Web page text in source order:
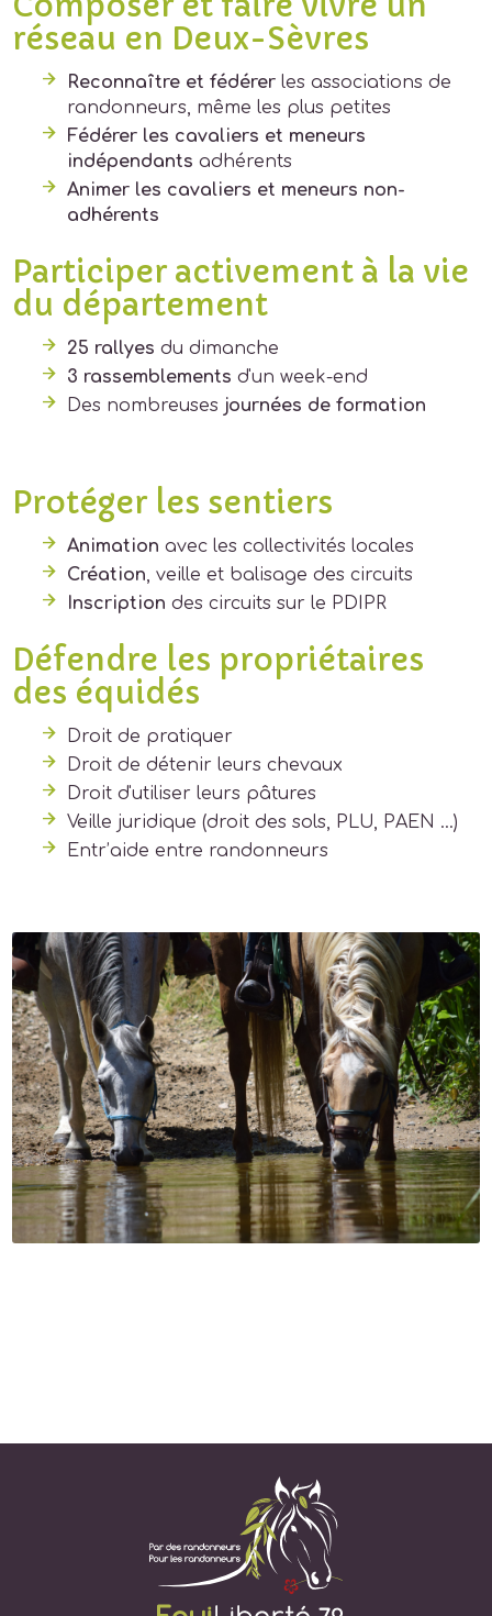
réseau en Deux-Sèvres
Reconnaître et fédérerles associations de
randonneurs, même les plus petites
Fédérer les cavaliers et meneurs
indépendants adhérents
Animer les cavaliers et meneurs non-
adhérents
Participer activement à la vie
du département
25 rallyes du dimanche
3 rassemblements d'un week-end
Des nombreuses journées de formation
Protéger les sentiers
Animationavec les collectivités locales
Création, veille et balisage des circuits
Inscriptiondes circuits sur le PDIPR
Défendre les propriétaires
des équidés
Droit de pratiquer
Droit de détenir leurs chevaux
Droit d'utiliser leurs pâtures
Veille juridique (droit des sols, PLU, PAEN …)
Entr’aide entre randonneurs